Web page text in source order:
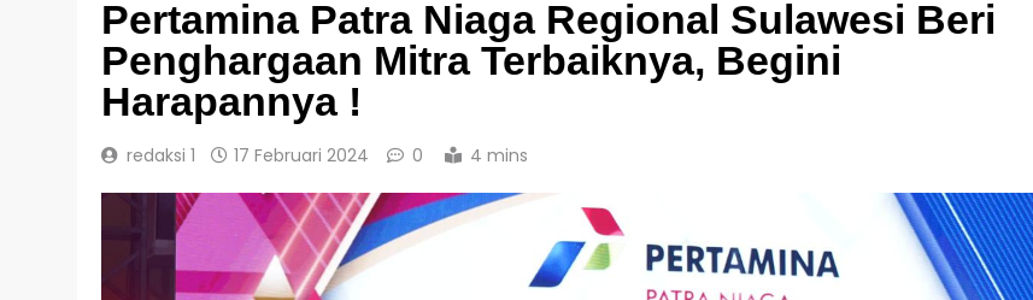
Pertamina Patra Niaga Regional Sulawesi Beri
Penghargaan Mitra Terbaiknya, Begini
Harapannya !
redaksi 1 17 Februari 2024 0 4 mins